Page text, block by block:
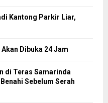
Kantong Parkir Liar,
Dibuka 24 Jam
di Teras Samarinda
Sebelum Serah